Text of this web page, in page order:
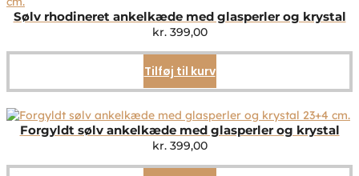
Sølv rhodineret ankelkæde med glasperler og krystal
kr.399,00
Tilføj til kurv
Forgyldt sølv ankelkæde med glasperler og krystal
kr.399,00